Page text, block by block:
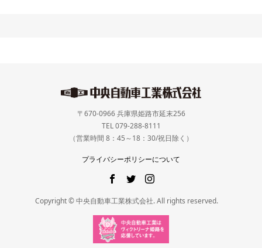
〒670-0966 兵庫県姫路市延末256
TEL 079-288-8111
（営業時間 8：45～18：30/祝日除く）
プライバシーポリシーについて
Copyright © 中央自動車工業株式会社. All rights reserved.